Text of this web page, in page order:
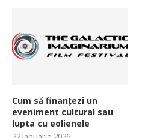
Cum să finanțezi un
eveniment cultural sau
lupta cu eolienele